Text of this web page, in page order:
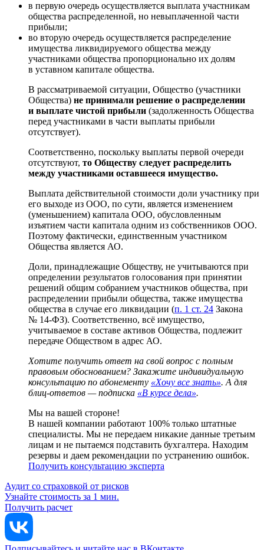
в первую очередь осуществляется выплата участникам
общества распределенной, но невыплаченной части
прибыли;
во вторую очередь осуществляется распределение
имущества ликвидируемого общества между
участниками общества пропорционально их долям
в уставном капитале общества.
В рассматриваемой ситуации, Общество (участники
Общества) не принимали решение о распределении
и выплате чистой прибыли (задолженность Общества
перед участниками в части выплаты прибыли
отсутствует).
Соответственно, поскольку выплаты первой очереди
отсутствуют, то Обществу следует распределить
между участниками оставшееся имущество.
Выплата действительной стоимости доли участнику при
его выходе из ООО, по сути, является изменением
(уменьшением) капитала ООО, обусловленным
изъятием части капитала одним из собственников ООО.
Поэтому фактически, единственным участником
Общества является АО.
Доли, принадлежащие Обществу, не учитываются при
определении результатов голосования при принятии
решений общим собранием участников общества, при
распределении прибыли общества, также имущества
общества в случае его ликвидации (п. 1 ст. 24 Закона
№ 14-ФЗ). Соответственно, всё имущество,
учитываемое в составе активов Общества, подлежит
передаче Обществом в адрес АО.
Хотите получить ответ на свой вопрос с полным
правовым обоснованием? Закажите индивидуальную
консультацию по абонементу «Хочу все знать». А для
блиц-ответов — подписка «В курсе дела».
Мы на вашей стороне!
В нашей компании работают 100% только штатные
специалисты. Мы не передаем никакие данные третьим
лицам и не пытаемся подставить бухгалтера. Находим
резервы и даем рекомендации по устранению ошибок.
Получить консультацию эксперта
Аудит со страховкой от рисков
Узнайте стоимость за 1 мин.
Получить расчет